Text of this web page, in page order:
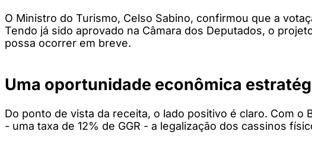
O Ministro do Turismo, Celso Sabino, confirmou que a
Tendo já sido aprovado na Câmara dos Deputados, o
possa ocorrer em breve.
Uma oportunidade econômica
Do ponto de vista da receita, o lado positivo é claro. Com
- uma taxa de 12% de GGR - a legalização dos cassinos